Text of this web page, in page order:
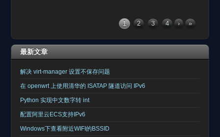
1 2 3 4 › »
最新文章
解决 virt-manager 设置不保存问题
在 openwrt 上使用清华的 ISATAP 隧道访问 IPv6
Python 实现中文数字转 int
配置阿里云ECS支持IPv6
Windows下查看附近WIFI的BSSID